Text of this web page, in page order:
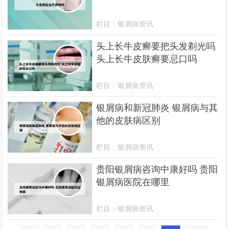
栏目：银屑病资讯
头上长牛皮癣要把头发剃光吗
头上长牛皮肤癣要忌口吗
栏目：银屑病资讯
银屑病和新冠肺炎 银屑病与其
他的皮肤病区别
栏目：银屑病资讯
贵阳银屑病咨询中康好吗 贵阳
银屑病医院在哪里
栏目：银屑病资讯